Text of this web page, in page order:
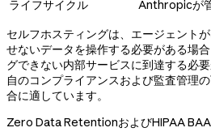
ライフサイクル
Anthropicが
セルフホスティングは、エージェント
せないデータを操作する必要がある場
グできない内部サービスに到達する必
自のコンプライアンスおよび監査管理
合に適しています。
Zero Data RetentionおよびHIPAA BAA